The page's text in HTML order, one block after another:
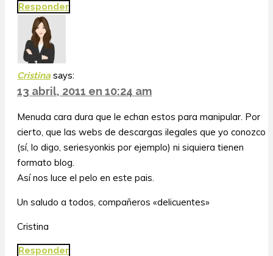
Responder
Cristina says:
13 abril, 2011 en 10:24 am
Menuda cara dura que le echan estos para manipular. Por
cierto, que las webs de descargas ilegales que yo conozco
(sí, lo digo, seriesyonkis por ejemplo) ni siquiera tienen
formato blog.
Así nos luce el pelo en este pais.
Un saludo a todos, compañeros «delicuentes»
Cristina
Responder